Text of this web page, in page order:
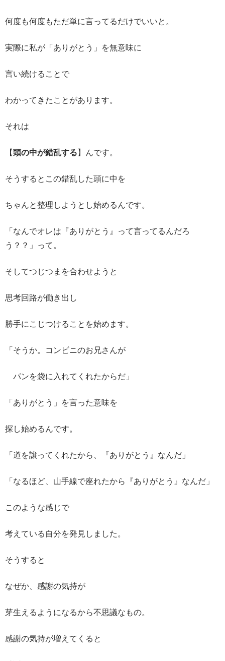
何度も何度もただ単に言ってるだけでいいと。
実際に私が「ありがとう」を無意味に
言い続けることで
わかってきたことがあります。
それは
【頭の中が錯乱する】んです。
そうするとこの錯乱した頭に中を
ちゃんと整理しようとし始めるんです。
「なんでオレは『ありがとう』って言ってるんだろ
う？？」って。
そしてつじつまを合わせようと
思考回路が働き出し
勝手にこじつけることを始めます。
「そうか。コンビニのお兄さんが
パンを袋に入れてくれたからだ」
「ありがとう」を言った意味を
探し始めるんです。
「道を譲ってくれたから、『ありがとう』なんだ」
「なるほど、山手線で座れたから『ありがとう』なんだ」
このような感じで
考えている自分を発見しました。
そうすると
なぜか、感謝の気持が
芽生えるようになるから不思議なもの。
感謝の気持が増えてくると